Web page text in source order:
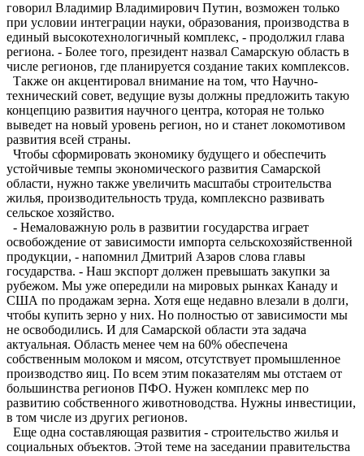
говорил Владимир Владимирович Путин, возможен только
при условии интеграции науки, образования, производства в
единый высокотехнологичный комплекс, - продолжил глава
региона. - Более того, президент назвал Самарскую область в
числе регионов, где планируется создание таких комплексов.
Также он акцентировал внимание на том, что Научно-
технический совет, ведущие вузы должны предложить такую
концепцию развития научного центра, которая не только
выведет на новый уровень регион, но и станет локомотивом
развития всей страны.
Чтобы сформировать экономику будущего и обес­печить
устойчивые темпы экономического развития Самарской
области, нужно также увеличить масштабы строительства
жилья, производительность труда, комплексно развивать
сельское хозяйство.
- Немаловажную роль в развитии государства играет
освобождение от зависимости импорта сельскохозяйственной
продукции, - напомнил Дмитрий Азаров слова главы
государства. - Наш экспорт должен превышать закупки за
рубежом. Мы уже опередили на мировых рынках Канаду и
США по продажам зерна. Хотя еще недавно влезали в долги,
чтобы купить зерно у них. Но полностью от зависимости мы
не освободились. И для Самарской области эта задача
актуальная. Область менее чем на 60% обеспечена
собственным молоком и мясом, отсутствует промышленное
производство яиц. По всем этим показателям мы отстаем от
большинства регионов ПФО. Нужен комплекс мер по
развитию собственного животноводства. Нужны инвестиции,
в том числе из других регионов.
Еще одна составляющая развития - строительство жилья и
социальных объектов. Этой теме на заседании правительства